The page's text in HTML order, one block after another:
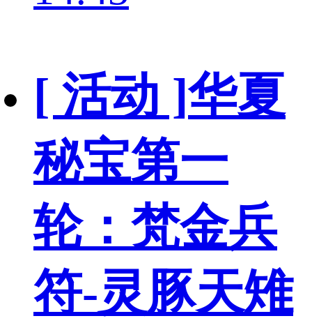
[ 活动 ]华夏
秘宝第一
轮：梵金兵
符-灵豚天雉